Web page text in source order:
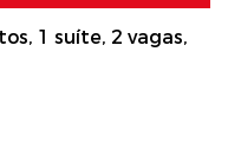
1 suíte, 2 vagas,